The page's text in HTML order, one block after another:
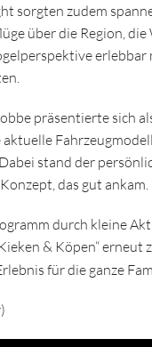
sorgten zudem
über die Region, die
erlebbar
präsentierte sich
stand der
das gut ankam.
durch kleine
& Köpen“ erneut
für die ganze